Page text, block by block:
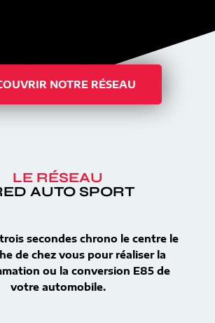
NOTRE RÉSEAU
LE RÉSEAU
AUTO SPORT
secondes chrono le centre le
de chez vous pour réaliser la
ou la conversion E85 de
votre automobile.